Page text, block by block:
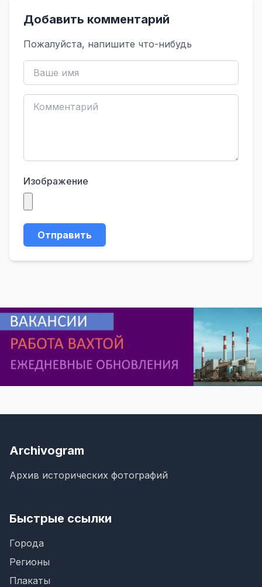
Добавить комментарий
Пожалуйста, напишите что-нибудь
Изображение
Отправить
Archivogram
Архив исторических фотографий
Быстрые ссылки
Города
Регионы
Плакаты